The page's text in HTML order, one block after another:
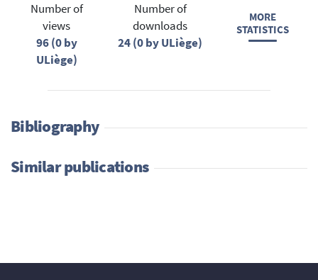
Number of
views
96 (0 by
ULiège)
Number of
downloads
24 (0 by ULiège)
MORE
STATISTICS
Bibliography
Similar publications